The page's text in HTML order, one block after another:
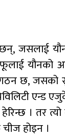
छन्,
यौनको
छ, जसको
एन्ड
। तर
होइन ।